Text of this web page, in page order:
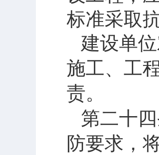
标准采取
建设单
施工、工
责。
第二十
防要求，